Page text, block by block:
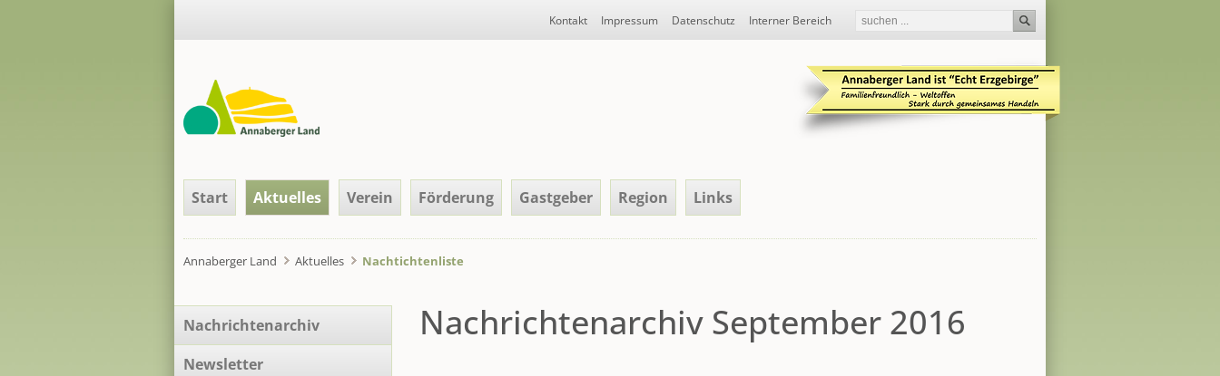
Navigation
überspringen
Kontakt Impressum Datenschutz Interner Bereich
überspringen
Start Aktuelles Verein Förderung Gastgeber Region Links
Annaberger Land Aktuelles Nachtichtenliste
Nachrichtenarchiv September 2016
Navigation
überspringen
Nachrichtenarchiv
Newsletter